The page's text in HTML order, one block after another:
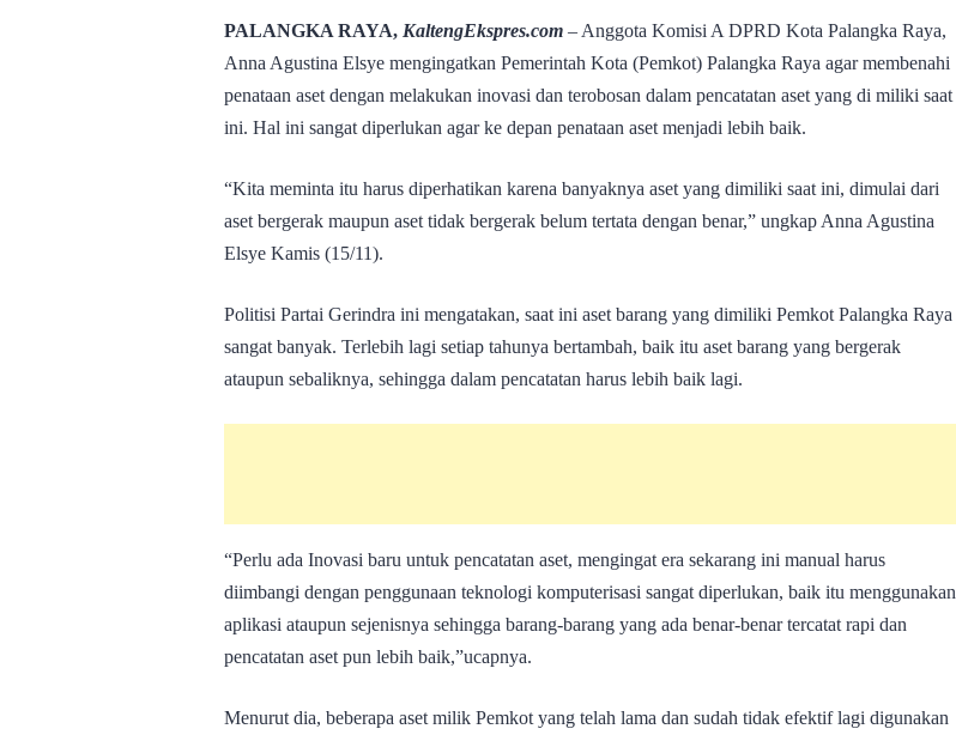
PALANGKA RAYA, KaltengEkspres.com – Anggota Komisi A DPRD Kota Palangka Raya,
Anna Agustina Elsye mengingatkan Pemerintah Kota (Pemkot) Palangka Raya agar membenahi
penataan aset dengan melakukan inovasi dan terobosan dalam pencatatan aset yang di miliki saat
ini. Hal ini sangat diperlukan agar ke depan penataan aset menjadi lebih baik.
“Kita meminta itu harus diperhatikan karena banyaknya aset yang dimiliki saat ini, dimulai dari
aset bergerak maupun aset tidak bergerak belum tertata dengan benar,” ungkap Anna Agustina
Elsye Kamis (15/11).
Politisi Partai Gerindra ini mengatakan, saat ini aset barang yang dimiliki Pemkot Palangka Raya
sangat banyak. Terlebih lagi setiap tahunya bertambah, baik itu aset barang yang bergerak
ataupun sebaliknya, sehingga dalam pencatatan harus lebih baik lagi.
“Perlu ada Inovasi baru untuk pencatatan aset, mengingat era sekarang ini manual harus
diimbangi dengan penggunaan teknologi komputerisasi sangat diperlukan, baik itu menggunakan
aplikasi ataupun sejenisnya sehingga barang-barang yang ada benar-benar tercatat rapi dan
pencatatan aset pun lebih baik,”ucapnya.
Menurut dia, beberapa aset milik Pemkot yang telah lama dan sudah tidak efektif lagi digunakan